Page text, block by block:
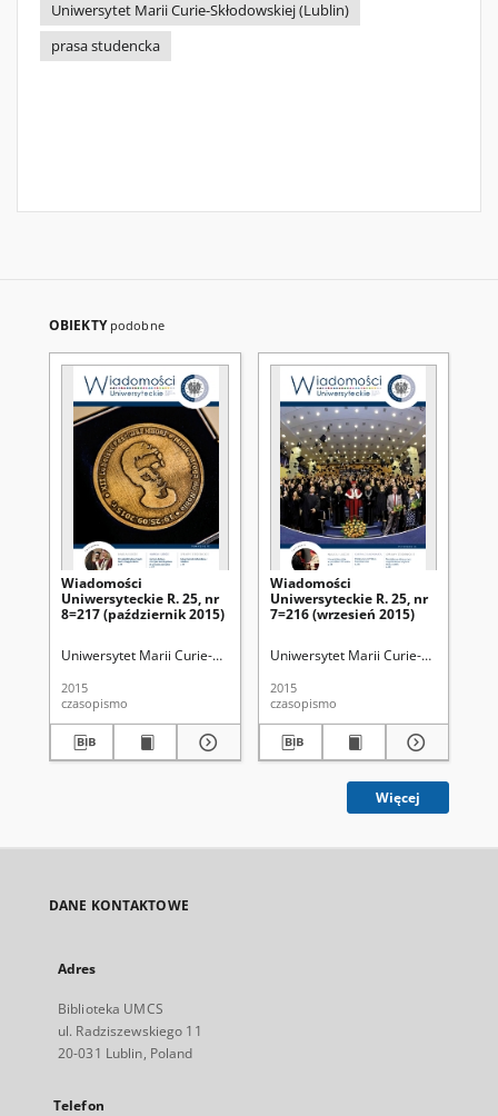
Uniwersytet Marii Curie-Skłodowskiej (Lublin)
prasa studencka
OBIEKTY podobne
Wiadomości
Uniwersyteckie R. 25, nr
8=217 (październik 2015)
Uniwersytet Marii Curie-Skłodowskiej (Lublin)
2015
czasopismo
Wiadomości
Uniwersyteckie R. 25, nr
7=216 (wrzesień 2015)
Uniwersytet Marii Curie-
2015
czasopismo
Więcej
DANE KONTAKTOWE
Adres
Biblioteka UMCS
ul. Radziszewskiego 11
20-031 Lublin, Poland
Telefon